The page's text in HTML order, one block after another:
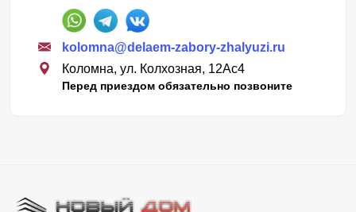
kolomna@delaem-zabory-zhalyuzi.ru
Коломна, ул. Колхозная, 12Ас4
Перед приездом обязательно позвоните